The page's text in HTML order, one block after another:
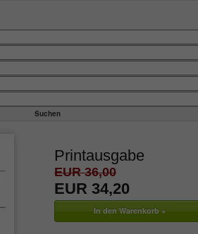
Printausgabe
EUR 36,00
EUR 34,20